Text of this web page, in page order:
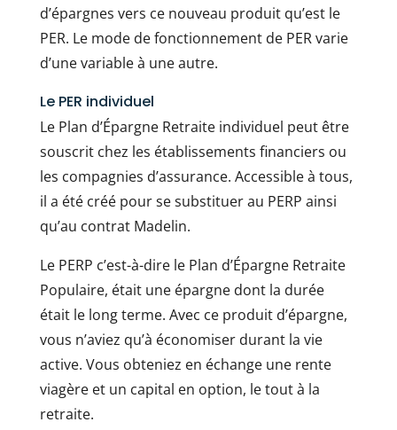
d’épargnes vers ce nouveau produit qu’est le
PER. Le mode de fonctionnement de PER varie
d’une variable à une autre.
Le PER individuel
Le Plan d’Épargne Retraite individuel peut être
souscrit chez les établissements financiers ou
les compagnies d’assurance. Accessible à tous,
il a été créé pour se substituer au PERP ainsi
qu’au contrat Madelin.
Le PERP c’est-à-dire le Plan d’Épargne Retraite
Populaire, était une épargne dont la durée
était le long terme. Avec ce produit d’épargne,
vous n’aviez qu’à économiser durant la vie
active. Vous obteniez en échange une rente
viagère et un capital en option, le tout à la
retraite.